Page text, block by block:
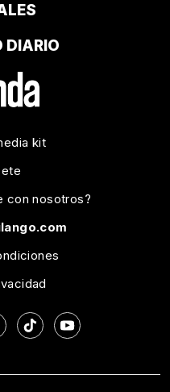
DIARIO
kit
con nosotros?